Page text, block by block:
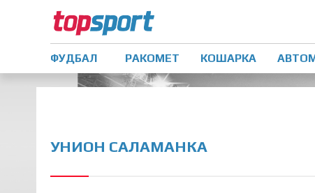
ФУДБАЛ РАКОМЕТ КОШАРКА
УНИОН САЛАМАНКА